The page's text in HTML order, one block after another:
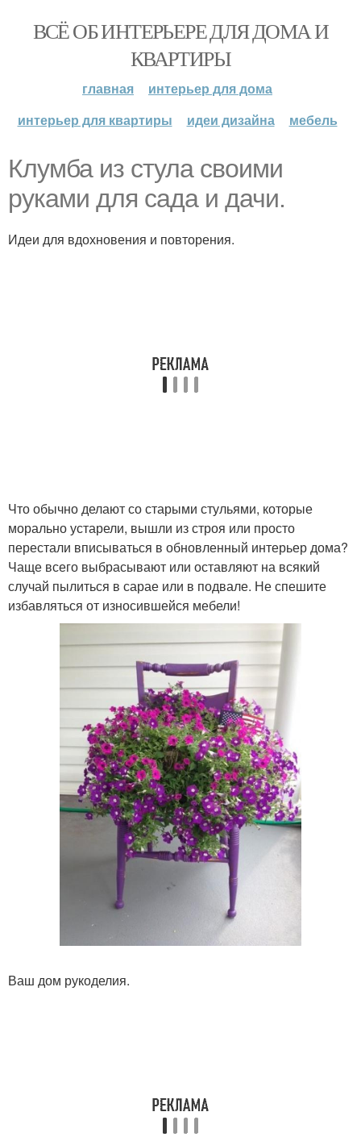
ВСЁ ОБ ИНТЕРЬЕРЕ ДЛЯ ДОМА И
КВАРТИРЫ
главная
интерьер для дома
интерьер для квартиры
идеи дизайна мебель
Клумба из стула своими
руками для сада и дачи.
Идеи для вдохновения и повторения.
Что обычно делают со старыми стульями, которые
морально устарели, вышли из строя или просто
перестали вписываться в обновленный интерьер дома?
Чаще всего выбрасывают или оставляют на всякий
случай пылиться в сарае или в подвале. Не спешите
избавляться от износившейся мебели!
Ваш дом рукоделия.